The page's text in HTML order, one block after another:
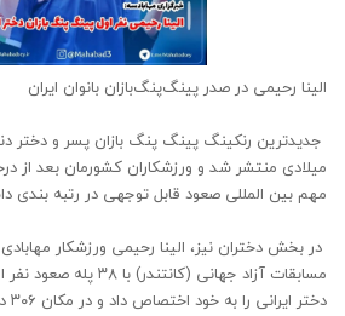
الینا رحیمی در صدر پینگ‌پنگ‌بازان بانوان ایران
میلادی منتشر شد و ورزشکاران کشورمان بعد از
مهم بین المللی صعود قابل توجهی در رتبه بندی
در بخش دختران نیز، الینا رحیمی ورزشکار
مسابقات آزاد جهانی
دختر ایرانی را به خود اختصاص داد و در مکان ۳۰۶ دنیا قرار گرفت.